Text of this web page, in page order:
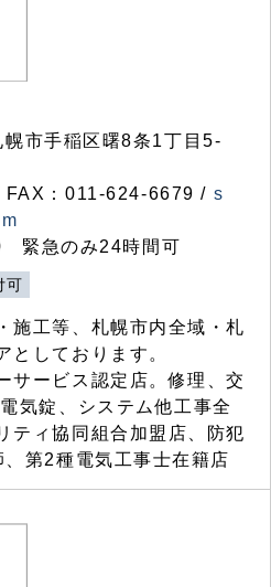
市手稲区曙8条1丁目5-
：011-624-6679 / s
緊急のみ24時間可
可
施工等、札幌市内全域・札
としております。
サービス認定店。修理、交
気錠、システム他工事全
ティ協同組合加盟店、防犯
第2種電気工事士在籍店